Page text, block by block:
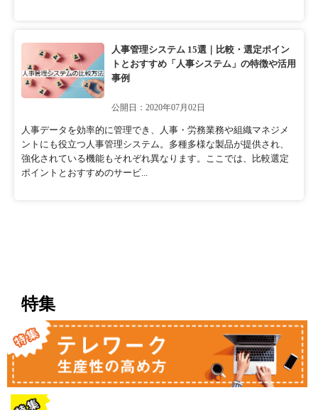
人事管理システム 15選｜比較・選定ポイン
トとおすすめ「人事システム」の特徴や活用
事例
公開日：2020年07月02日
人事データを効率的に管理でき、人事・労務業務や組織マネジメ
ントにも役立つ人事管理システム。多種多様な製品が提供され、
強化されている機能もそれぞれ異なります。ここでは、比較選定
ポイントとおすすめのサービ...
特集